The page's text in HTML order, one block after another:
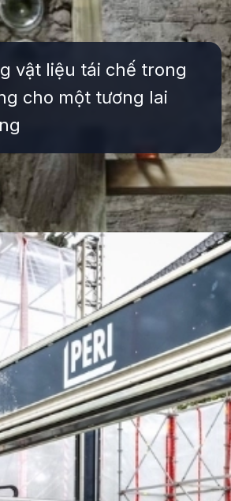
vật liệu tái chế trong
cho một tương lai
https://yeukhoahoc.edu.vn/cong-nghe-xay-dung-xanh